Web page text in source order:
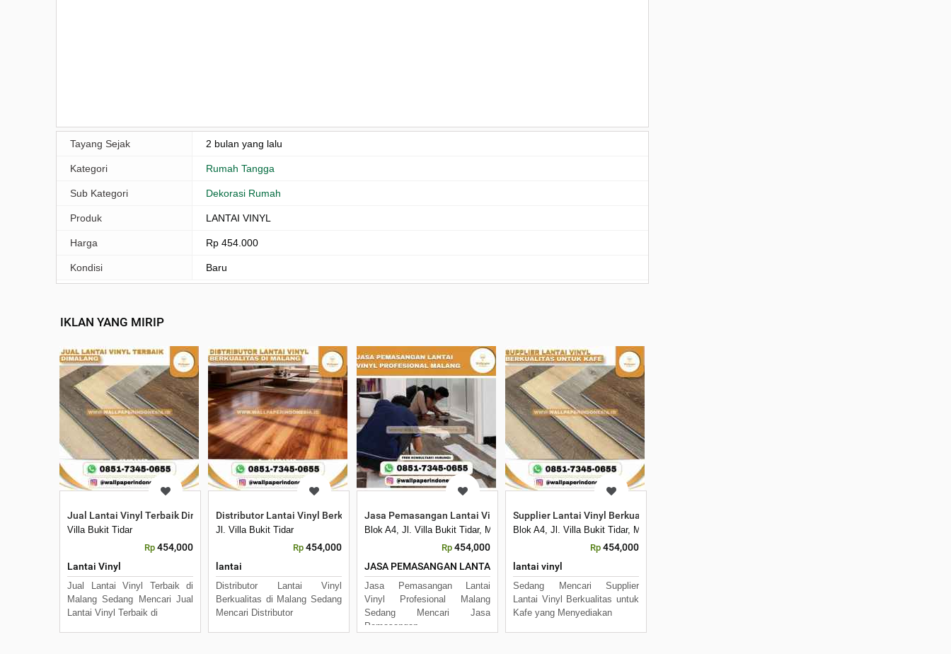
Tayang Sejak 2 bulan yang lalu
Kategori Rumah Tangga
Sub Kategori Dekorasi Rumah
Produk LANTAI VINYL
Harga Rp 454.000
Kondisi Baru
IKLAN YANG MIRIP
Jual Lantai Vinyl Terbaik Dimalang
Villa Bukit Tidar
Rp 454,000
Lantai Vinyl
Jual Lantai Vinyl Terbaik di
Malang Sedang Mencari Jual
Lantai Vinyl Terbaik di
Distributor Lantai Vinyl Berkualitas di Malang
Jl. Villa Bukit Tidar
Rp 454,000
lantai
Distributor Lantai Vinyl
Berkualitas di Malang Sedang
Mencari Distributor
Jasa Pemasangan Lantai Vinyl Profesional Malang
Blok A4, Jl. Villa Bukit Tidar, Merjosari, Kec. Lowokwaru, Kota Malang, Jawa Timur 65144
Rp 454,000
JASA PEMASANGAN LANTA
Jasa Pemasangan Lantai
Vinyl Profesional Malang
Sedang Mencari Jasa
Pemasangan
Supplier Lantai Vinyl Berkualitas untuk Kafe
Blok A4, Jl. Villa Bukit Tidar, Merjosari, Kec. Lowokwaru, Kota Malang, Jawa Timur 65144
Rp 454,000
lantai vinyl
Sedang Mencari Supplier
Lantai Vinyl Berkualitas untuk
Kafe yang Menyediakan